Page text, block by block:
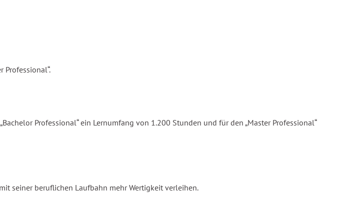
Professional“.
Professional“ ein Lernumfang von 1.200 Stunden und für den „Master Professional“
seiner beruflichen Laufbahn mehr Wertigkeit verleihen.